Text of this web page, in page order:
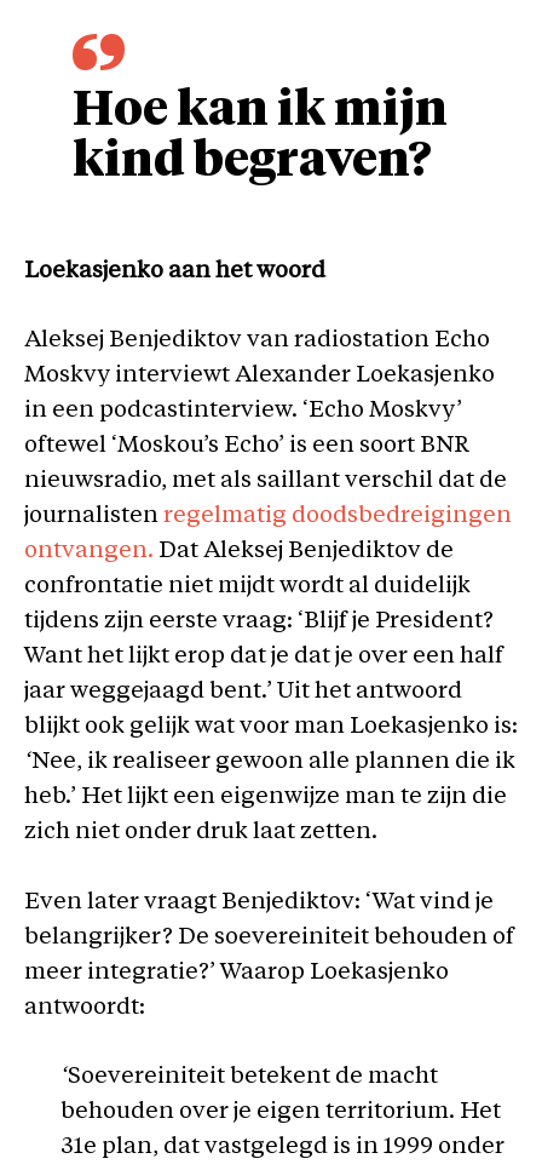
Hoe kan ik mijn
kind begraven?
Loekasjenko aan het woord
Aleksej Benjediktov van radiostation Echo
Moskvy interviewt Alexander Loekasjenko
in een podcastinterview. ‘Echo Moskvy’
oftewel ‘Moskou’s Echo’ is een soort BNR
nieuwsradio, met als saillant verschil dat de
journalisten regelmatig doodsbedreigingen
ontvangen. Dat Aleksej Benjediktov de
confrontatie niet mijdt wordt al duidelijk
tijdens zijn eerste vraag: ‘Blijf je President?
Want het lijkt erop dat je dat je over een half
jaar weggejaagd bent.’ Uit het antwoord
blijkt ook gelijk wat voor man Loekasjenko is:
‘Nee, ik realiseer gewoon alle plannen die ik
heb.’ Het lijkt een eigenwijze man te zijn die
zich niet onder druk laat zetten.
Even later vraagt Benjediktov: ‘Wat vind je
belangrijker? De soevereiniteit behouden of
meer integratie?’ Waarop Loekasjenko
antwoordt:
‘Soevereiniteit betekent de macht
behouden over je eigen territorium. Het
31e plan, dat vastgelegd is in 1999 onder